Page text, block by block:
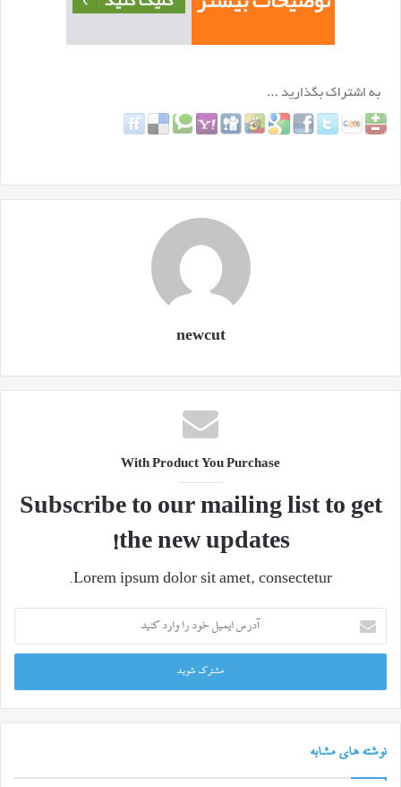
newcut
With Product You Purchase
Subscribe to our mailing list to get
the new updates!
Lorem ipsum dolor sit amet, consectetur.
ایمیل
خود
وارد
کنید
نوشته های مشابه